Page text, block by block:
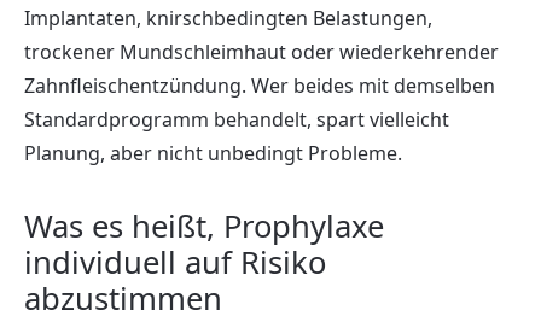
Implantaten, knirschbedingten Belastungen,
trockener Mundschleimhaut oder wiederkehrender
Zahnfleischentzündung. Wer beides mit demselben
Standardprogramm behandelt, spart vielleicht
Planung, aber nicht unbedingt Probleme.
Was es heißt, Prophylaxe
individuell auf Risiko
abzustimmen